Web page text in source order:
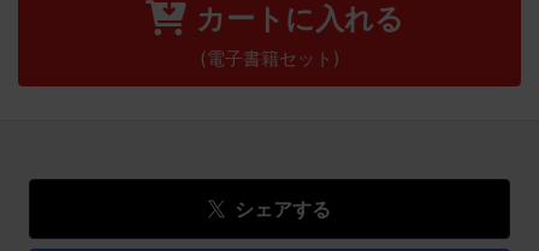
カートに入れる
(電子書籍セット)
シェアする